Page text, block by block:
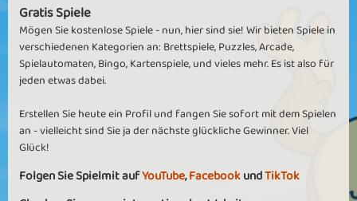
Gratis Spiele
Mögen Sie kostenlose Spiele - nun, hier sind sie! Wir bieten Spiele in
verschiedenen Kategorien an: Brettspiele, Puzzles, Arcade,
Spielautomaten, Bingo, Kartenspiele, und vieles mehr. Es ist also für
jeden etwas dabei.
Erstellen Sie heute ein Profil und fangen Sie sofort mit dem Spielen
an - vielleicht sind Sie ja der nächste glückliche Gewinner. Viel
Glück!
Folgen Sie Spielmit aufYouTube,FacebookundTikTok